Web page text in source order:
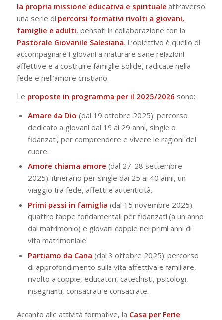
la propria missione educativa e spirituale attraverso
una serie di percorsi formativi rivolti a giovani,
famiglie e adulti, pensati in collaborazione con la
Pastorale Giovanile Salesiana. L’obiettivo è quello di
accompagnare i giovani a maturare sane relazioni
affettive e a costruire famiglie solide, radicate nella
fede e nell’amore cristiano.
Le proposte in programma per il 2025/2026 sono:
Amare da Dio (dal 19 ottobre 2025): percorso
dedicato a giovani dai 19 ai 29 anni, single o
fidanzati, per comprendere e vivere le ragioni del
cuore.
Amore chiama amore (dal 27-28 settembre
2025): itinerario per single dai 25 ai 40 anni, un
viaggio tra fede, affetti e autenticità.
Primi passi in famiglia (dal 15 novembre 2025):
quattro tappe fondamentali per fidanzati (a un anno
dal matrimonio) e giovani coppie nei primi anni di
vita matrimoniale.
Partiamo da Cana (dal 3 ottobre 2025): percorso
di approfondimento sulla vita affettiva e familiare,
rivolto a coppie, educatori, catechisti, psicologi,
insegnanti, consacrati e consacrate.
Accanto alle attività formative, la Casa per Ferie